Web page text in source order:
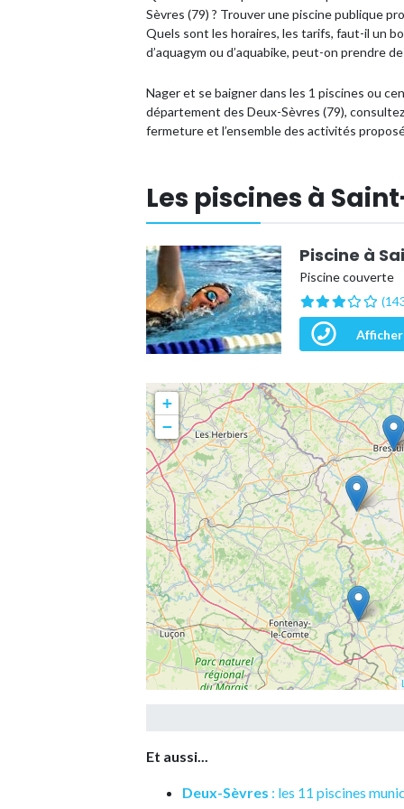
Sèvres (79) ? Trouver une piscine publique
Quels sont les horaires, les tarifs, faut-il un
d’aquagym ou d’aquabike, peut-on prendre
Nager et se baigner dans les 1 piscines ou
département des Deux-Sèvres (79),
fermeture et l’ensemble des activités
Les piscines à
Piscine à
Piscine couverte
+
−
Et aussi...
Deux-Sèvres : les 11 piscines